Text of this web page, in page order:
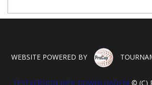
WEBSITE POWERED BY
TESTVERSION HIER DOWNLOADEN! © (C)